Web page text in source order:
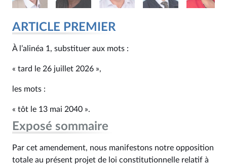
ARTICLE PREMIER
À l’alinéa 1, substituer aux mots :
« tard le 26 juillet 2026 »,
les mots :
« tôt le 13 mai 2040 ».
Exposé sommaire
Par cet amendement, nous manifestons notre opposition
totale au présent projet de loi constitutionnelle relatif à